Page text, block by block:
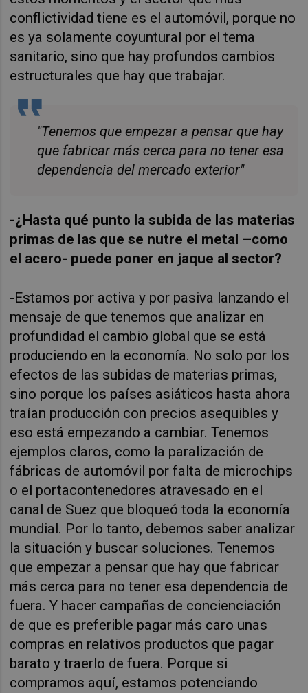
conflictividad tiene es el automóvil, porque no
es ya solamente coyuntural por el tema
sanitario, sino que hay profundos cambios
estructurales que hay que trabajar.
"Tenemos que empezar a pensar que hay
que fabricar más cerca para no tener esa
dependencia del mercado exterior"
-¿Hasta qué punto la subida de las materias
primas de las que se nutre el metal –como
el acero- puede poner en jaque al sector?
-Estamos por activa y por pasiva lanzando el
mensaje de que tenemos que analizar en
profundidad el cambio global que se está
produciendo en la economía. No solo por los
efectos de las subidas de materias primas,
sino porque los países asiáticos hasta ahora
traían producción con precios asequibles y
eso está empezando a cambiar. Tenemos
ejemplos claros, como la paralización de
fábricas de automóvil por falta de microchips
o el portacontenedores atravesado en el
canal de Suez que bloqueó toda la economía
mundial. Por lo tanto, debemos saber analizar
la situación y buscar soluciones.Tenemos
que empezar a pensar que hay que fabricar
más cerca para no tener esa dependencia de
fuera. Y hacer campañas de concienciación
de que es preferible pagar más caro unas
compras en relativos productos que pagar
barato y traerlo de fuera. Porque si
compramos aquí, estamos potenciando